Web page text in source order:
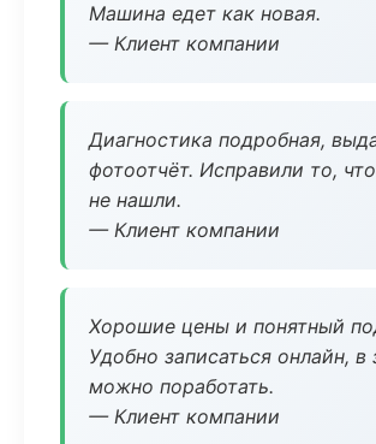
Машина едет как новая.
— Клиент компании
Диагностика подробная,
фотоотчёт. Исправили то,
не нашли.
— Клиент компании
Хорошие цены и понятный
Удобно записаться онлайн, в
можно поработать.
— Клиент компании